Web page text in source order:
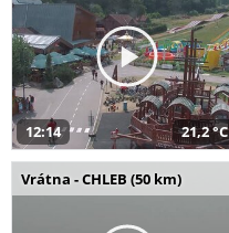
12:14 21,2 °C
Vrátna - CHLEB (50 km)